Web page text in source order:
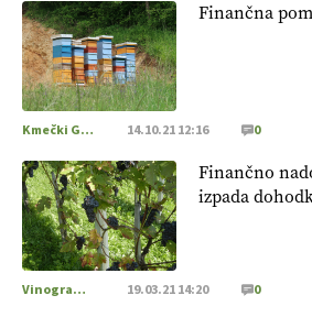
Finančna
Kmečki Glas 14.10.21 12:16 0
Finančno
izpada
Vinogradništvo 19.03.21 14:20 0